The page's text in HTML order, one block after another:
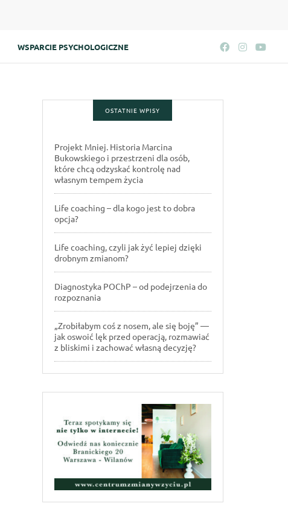
WSPARCIE PSYCHOLOGICZNE
OSTATNIE WPISY
Projekt Mniej. Historia Marcina
Bukowskiego i przestrzeni dla osób,
które chcą odzyskać kontrolę nad
własnym tempem życia
Life coaching – dla kogo jest to dobra
opcja?
Life coaching, czyli jak żyć lepiej dzięki
drobnym zmianom?
Diagnostyka POChP – od podejrzenia do
rozpoznania
„Zrobiłabym coś z nosem, ale się boję” —
jak oswoić lęk przed operacją, rozmawiać
z bliskimi i zachować własną decyzję?